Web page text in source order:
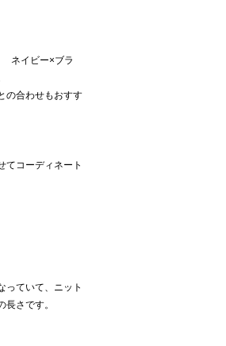
ネイビー×ブラ
の合わせもおすす
てコーディネート
っていて、ニット
さです。